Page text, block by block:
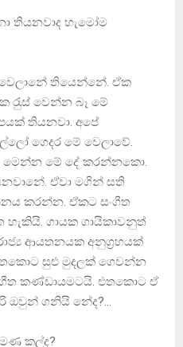
තියනවාද හැමෝම
වෙලානේ තියෙන්නේ. ඒක
රැුස් වෙන්න බෑ මේ
තියනවා. අපේ
ගෙදර මේ වෙලාවේ.
මෙන්න මේ දේ කරන්නකො.
ඒවා මගින් සති
කරන්න. ඒකට සංගීත
ගායක ගායිකාවනුත්
ආයතනයක අනුග‍්‍රහයක්
සුළු මුදලක් ගෙවන්න
කණ්ඩායමටයි. එතකොට ඒ
ඔවුන් ගනියි නේද?…
කල්ද?